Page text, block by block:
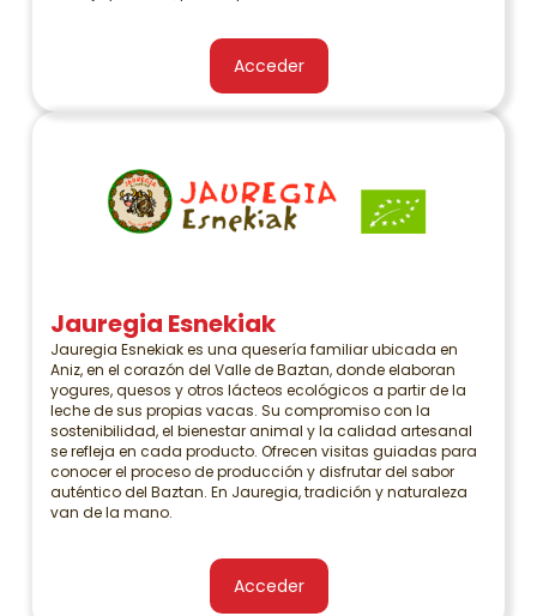
Acceder
Jauregia Esnekiak
Jauregia Esnekiak es una quesería familiar ubicada en
Aniz, en el corazón del Valle de Baztan, donde elaboran
yogures, quesos y otros lácteos ecológicos a partir de la
leche de sus propias vacas. Su compromiso con la
sostenibilidad, el bienestar animal y la calidad artesanal
se refleja en cada producto. Ofrecen visitas guiadas para
conocer el proceso de producción y disfrutar del sabor
auténtico del Baztan. En Jauregia, tradición y naturaleza
van de la mano.
Acceder